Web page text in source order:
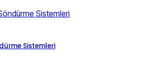
Sistemleri